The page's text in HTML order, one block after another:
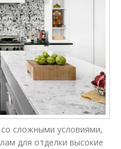
сложными условиями,
для отделки высокие